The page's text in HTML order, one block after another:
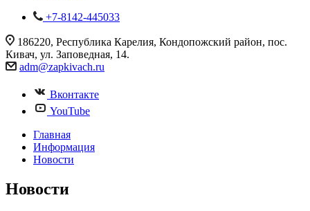
+7-8142-445033
186220, Республика Карелия, Кондопожский район, пос.
Кивач, ул. Заповедная, 14.
adm@zapkivach.ru
Вконтакте
YouTube
Главная
Информация
Новости
Новости